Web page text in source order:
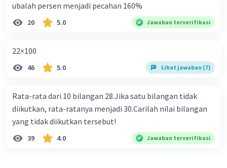
ubalah persen menjadi pecahan 160%
20 5.0 Jawaban terverifikasi
22×100
46 5.0 Lihat jawaban (7)
Rata-rata dari 10 bilangan 28.Jika satu bilangan tidak
diikutkan, rata-ratanya menjadi 30.Carilah nilai bilangan
yang tidak diikutkan tersebut!
39 4.0 Jawaban terverifikasi